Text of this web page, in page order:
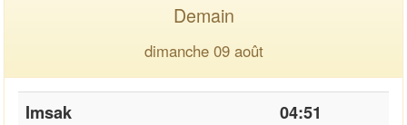
Demain
dimanche 09 août
Imsak
04:51